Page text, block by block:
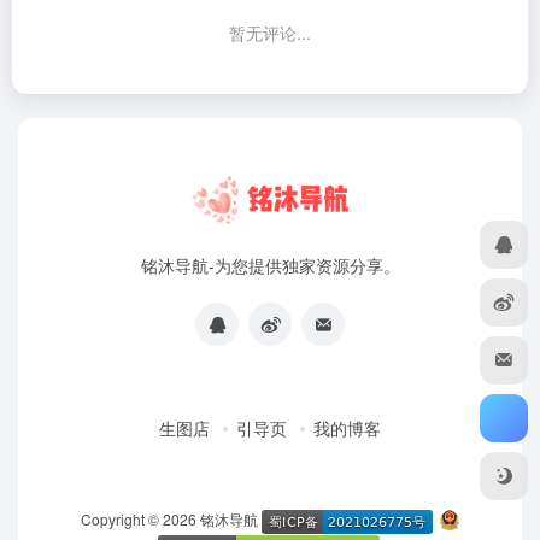
暂无评论...
铭沐导航-为您提供独家资源分享。
生图店 引导页 我的博客
Copyright © 2026 铭沐导航